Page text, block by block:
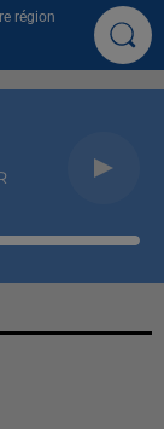
région